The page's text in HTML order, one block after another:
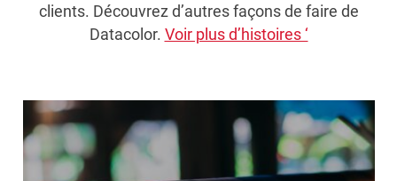
clients. Découvrez d’autres façons de faire de
Datacolor. Voir plus d’histoires ‘